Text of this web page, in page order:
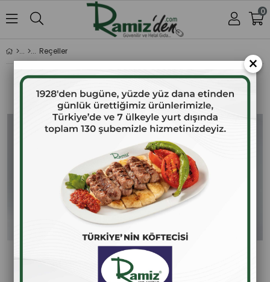
0
Reçeller
×